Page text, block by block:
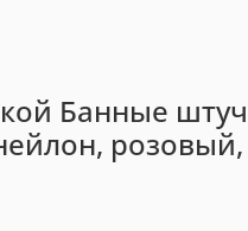
Банные
розовый,